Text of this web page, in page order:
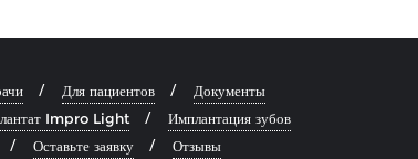
Для пациентов
Документы
Impro Light
Имплантация зубов
Оставьте заявку
Отзывы